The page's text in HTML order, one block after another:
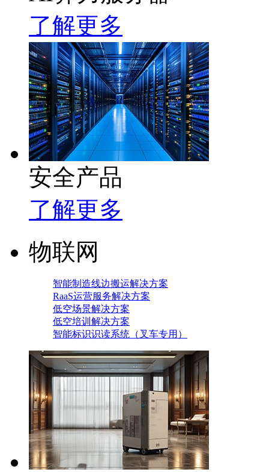
了解更多
安全产品
了解更多
物联网
智能制造线边搬运解决方案
RaaS运营服务解决方案
低空场景解决方案
低空培训解决方案
智能标识识读系统（叉车专用）